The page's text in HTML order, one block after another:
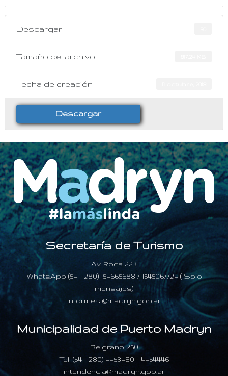
Descargar
Tamaño del archivo
Fecha de creación
Descargar
Secretaría de Turismo
Av. Roca 223
WhatsApp (54 - 280) 154665688 / 1545067724 ( Solo
mensajes)
informes @madryn.gob.ar
Municipalidad de Puerto Madryn
Belgrano 250
Tel: (54 - 280) 4453480 - 4454446
intendencia@madryn.gob.ar